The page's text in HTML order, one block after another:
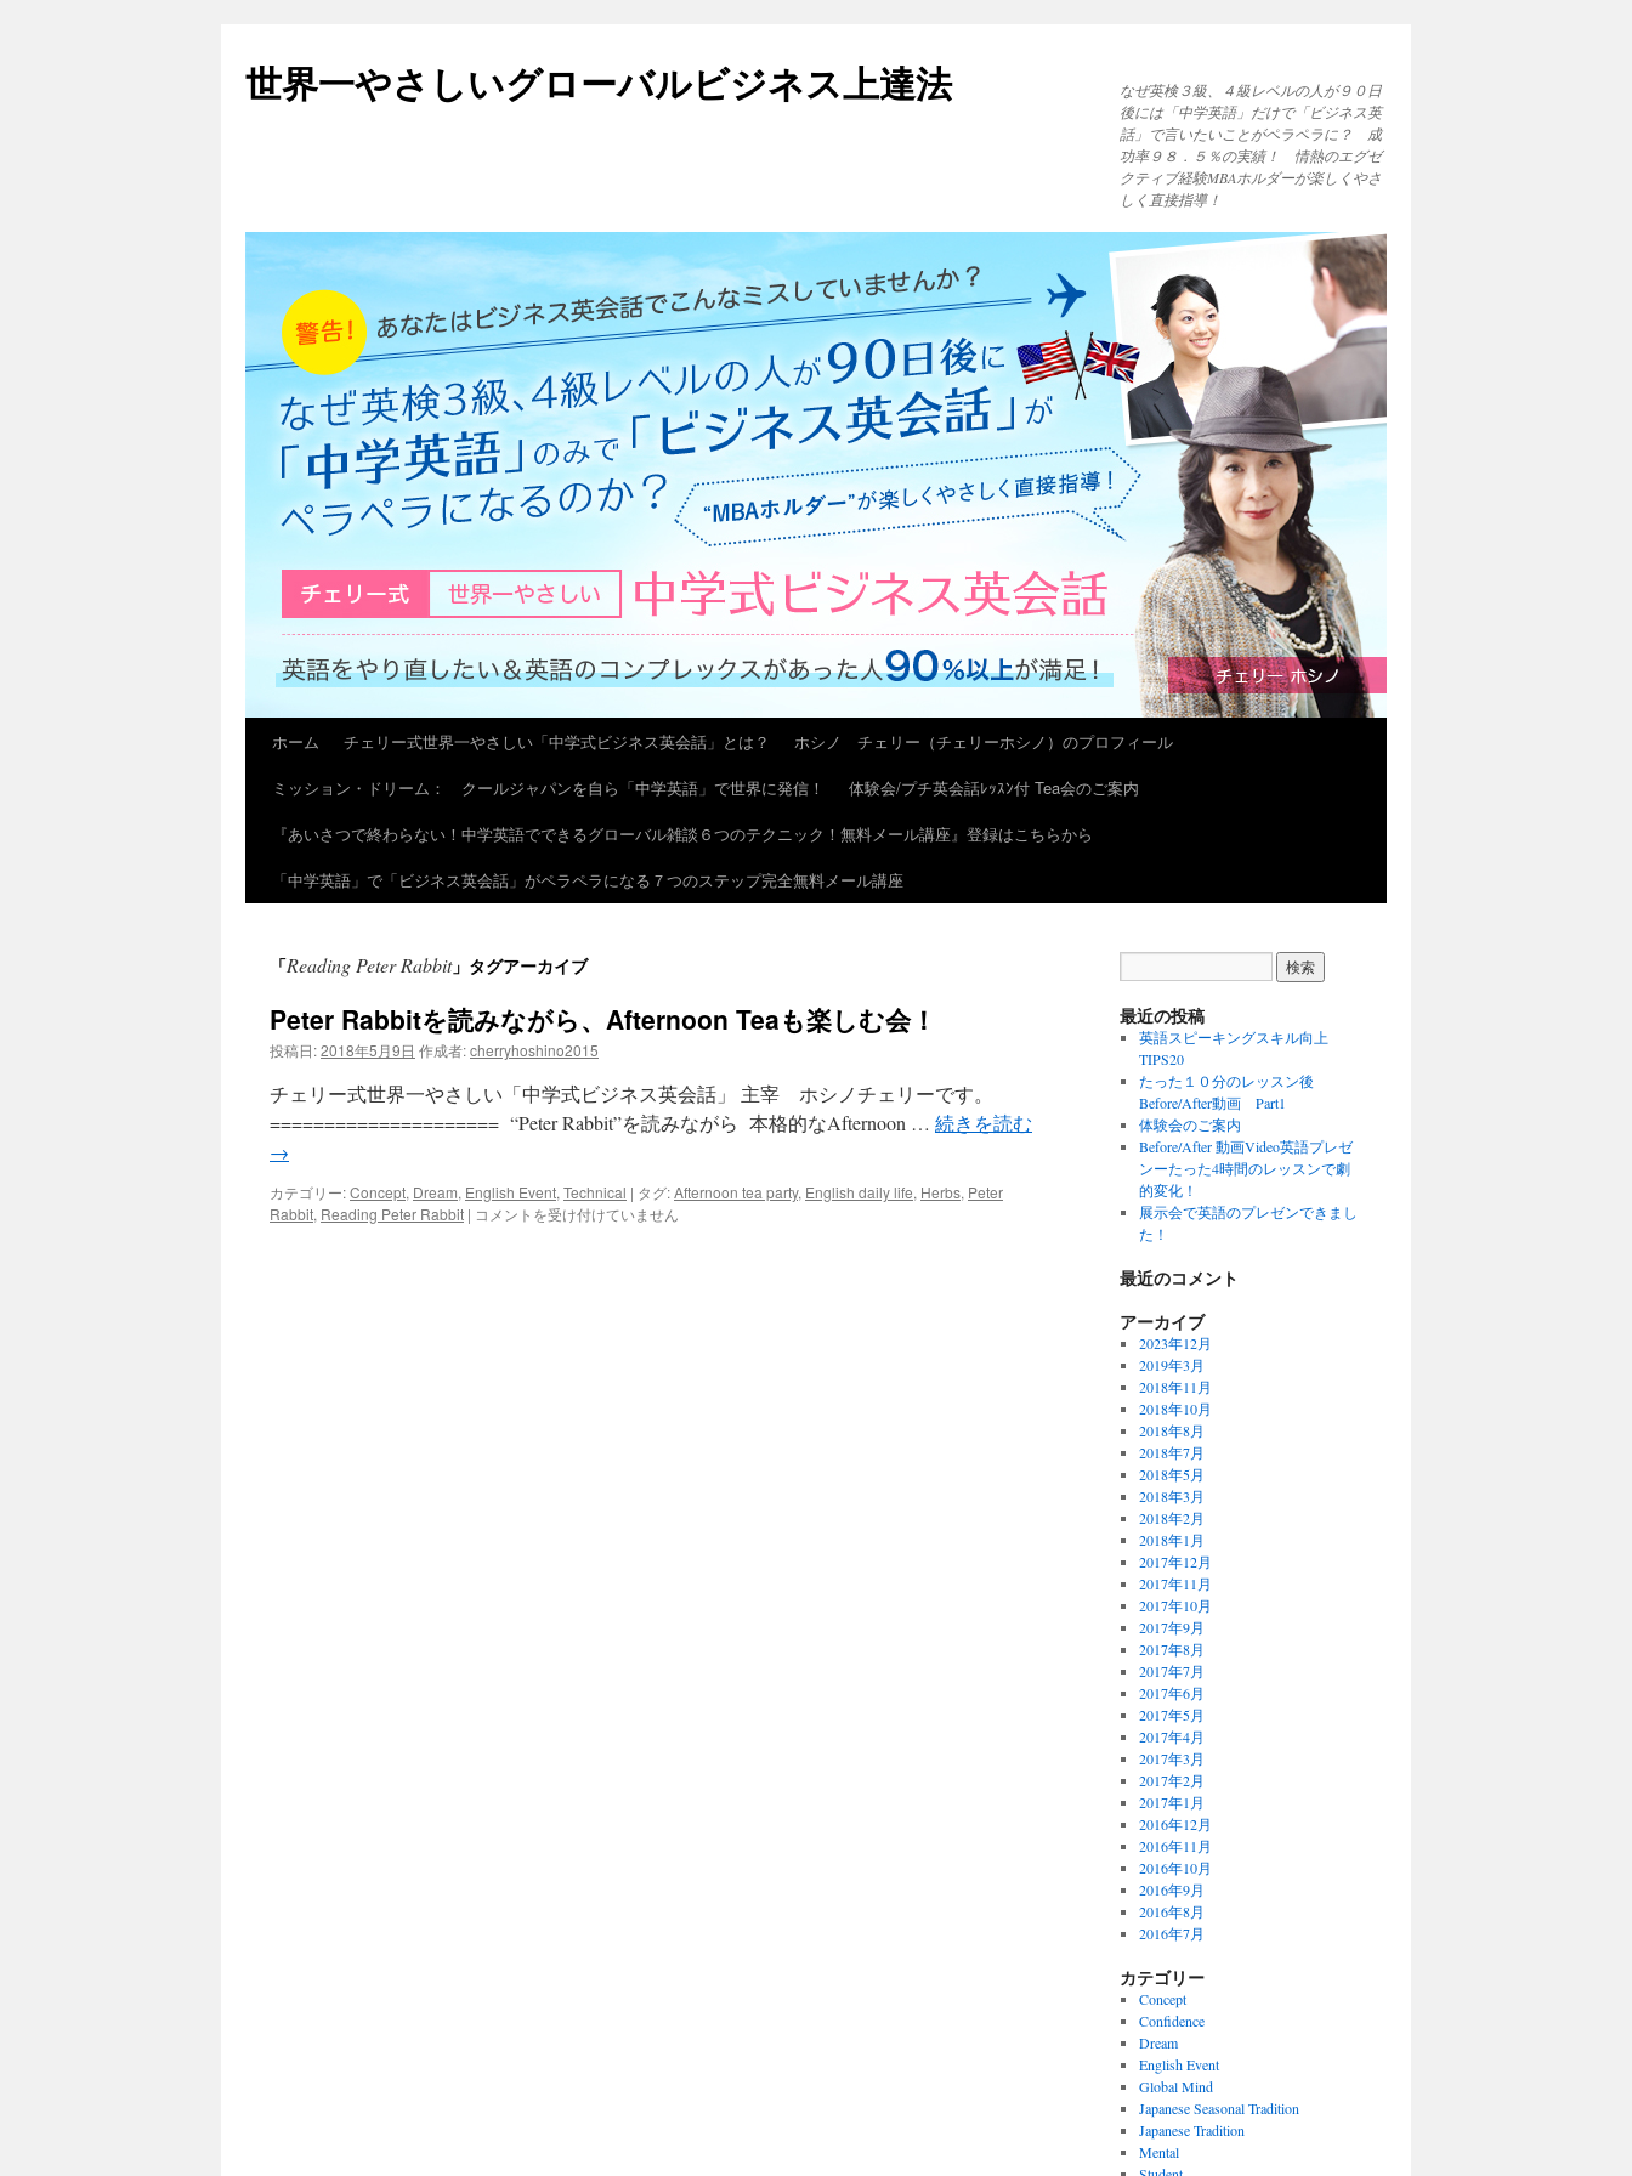
世界一やさしいグローバルビジネス上達法
なぜ英検３級、４級レベルの人が９０日
後には「中学英語」だけで「ビジネス英
話」で言いたいことがペラペラに？ 成
功率９８．５％の実績！ 情熱のエグゼ
クティブ経験MBAホルダーが楽しくやさ
しく直接指導！
ホーム チェリー式世界一やさしい「中学式ビジネス英会話」とは？
ホシノ チェリー（チェリーホシノ）のプロフィール
ミッション・ドリーム： クールジャパンを自ら「中学英語」で世界に発信！
体験会/プチ英会話ﾚｯｽﾝ付 Tea会のご案内
『あいさつで終わらない！中学英語でできるグローバル雑談６つのテクニック！無料メール講座』登録はこちらから
「中学英語」で「ビジネス英会話」がペラペラになる７つのステップ完全無料メール講座
「Reading Peter Rabbit」タグアーカイブ
Peter Rabbitを読みながら、Afternoon Teaも楽しむ会！
投稿日:2018年5月9日 作成者:cherryhoshino2015
チェリー式世界一やさしい「中学式ビジネス英会話」 主宰 ホシノチェリーです。
===================== “Peter Rabbit”を読みながら 本格的なAfternoon … 続きを読む
→
カテゴリー:Concept, Dream, English Event, Technical | タグ:Afternoon tea party, English daily life, Herbs, Peter
Rabbit, Reading Peter Rabbit | Peter
コメントを受け付けていません
最近の投稿
英語スピーキングスキル向上
TIPS20
たった１０分のレッスン後
Before/After動画 Part1
体験会のご案内
Before/After 動画Video英語プレゼ
ンーたった4時間のレッスンで劇
的変化！
展示会で英語のプレゼンできまし
た！
最近のコメント
アーカイブ
2023年12月
2019年3月
2018年11月
2018年10月
2018年8月
2018年7月
2018年5月
2018年3月
2018年2月
2018年1月
2017年12月
2017年11月
2017年10月
2017年9月
2017年8月
2017年7月
2017年6月
2017年5月
2017年4月
2017年3月
2017年2月
2017年1月
2016年12月
2016年11月
2016年10月
2016年9月
2016年8月
2016年7月
カテゴリー
Concept
Confidence
Dream
English Event
Global Mind
Japanese Seasonal Tradition
Japanese Tradition
Mental